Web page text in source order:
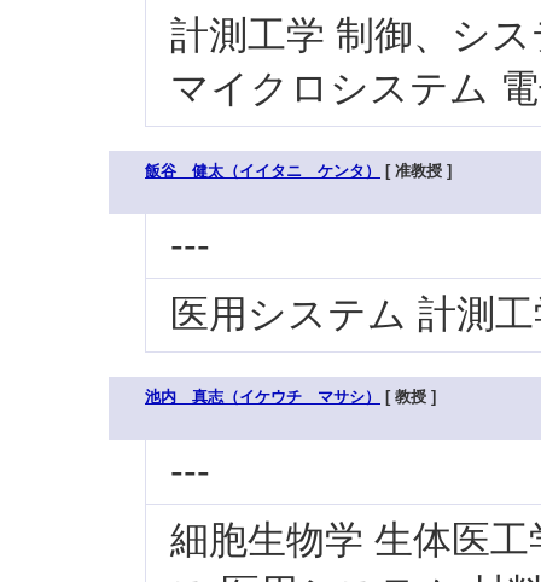
計測工学 制御、シ
マイクロシステム
飯谷 健太（イイタニ ケンタ） [ 准教授 ]
---
医用システム 計測
池内 真志（イケウチ マサシ） [ 教授 ]
---
細胞生物学 生体医